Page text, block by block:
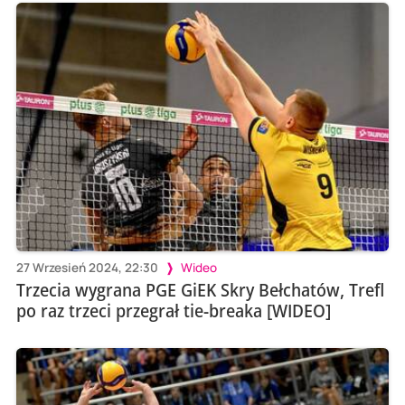
27 Wrzesień 2024, 22:30 Wideo
Trzecia wygrana PGE GiEK Skry Bełchatów, Trefl
po raz trzeci przegrał tie-breaka [WIDEO]